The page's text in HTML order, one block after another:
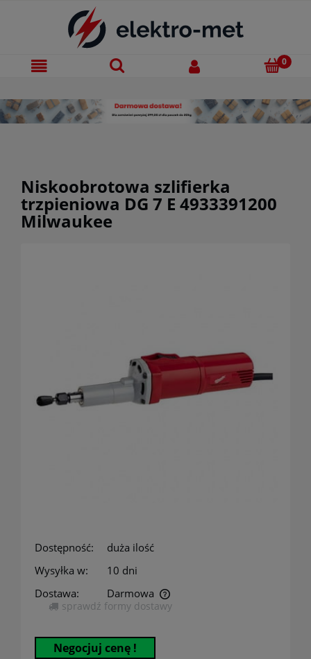
Niskoobrotowa szlifierka
trzpieniowa DG 7 E 4933391200
Milwaukee
Dostępność:
duża ilość
Wysyłka w:
10 dni
Dostawa:
Darmowa
Cena nie zawiera ewentualnych kosztów płatności
sprawdź formy dostawy
Negocjuj cenę !